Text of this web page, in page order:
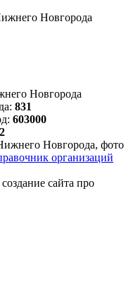
Новгорода
Новгорода
831
603000
организаций
сайта про